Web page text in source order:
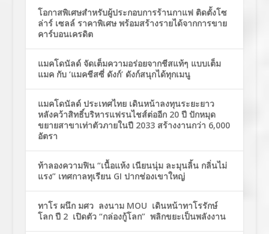
โอกาสพิเศษสำหรับผู้ประกอบการร้านกาแฟ ติดตั้งโซ
ล่าร์ เซลล์ ราคาพิเศษ พร้อมสร้างรายได้จากการขาย
คาร์บอนเครดิต
แมคโดนัลด์ จัดเต็มความอร่อยจากชีสแท้ๆ แบบเต็ม
แมค กับ ‘แมคชีสซี่ ดังก์’ ดังก์สนุกได้ทุกเมนู
แมคโดนัลด์ ประเทศไทย เดินหน้าลงทุนระยะยาว
หลังคว้าสิทธิ์บริหารแฟรนไชส์ต่ออีก 20 ปี ปักหมุด
ขยายสาขาเท่าตัวภายในปี 2033 สร้างงานกว่า 6,000
อัตรา
ท้าลองความฟิน “เนื้อแห้ง เนียนนุ่ม ละมุนลิ้น กลิ่นไม่
แรง” เทศกาลทุเรียน GI ปากช่องเขาใหญ่
ทาโร ผนึก มศว ลงนาม MOU เดินหน้าทาโรรักษ์
โลก ปี 2 เปิดตัว “กล่องกู้โลก” พลิกขยะเป็นพลังงาน